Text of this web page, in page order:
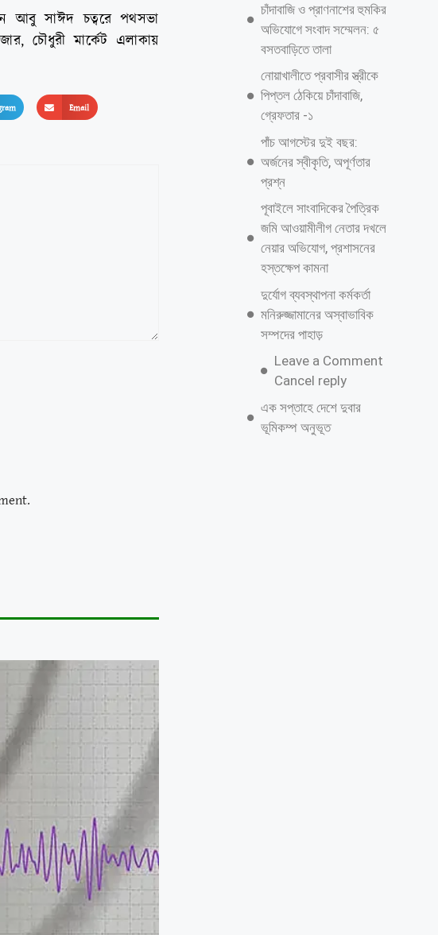
আবু সাঈদ চত্বরে পথসভা
চৌধুরী মার্কেট এলাকায়
Email
চাঁদাবাজি ও প্রাণনাশের হুমকির
অভিযোগে সংবাদ সম্মেলন: ৫
বসতবাড়িতে তালা
নোয়াখালীতে প্রবাসীর স্ত্রীকে
পিপ্তল ঠেকিয়ে চাঁদাবাজি,
গ্রেফতার -১
পাঁচ আগস্টের দুই বছর:
অর্জনের স্বীকৃতি, অপূর্ণতার
প্রশ্ন
পূবাইলে সাংবাদিকের পৈত্রিক
জমি আওয়ামীলীগ নেতার দখলে
নেয়ার অভিযোগ, প্রশাসনের
হস্তক্ষেপ কামনা
দুর্যোগ ব্যবস্থাপনা কর্মকর্তা
মনিরুজ্জামানের অস্বাভাবিক
সম্পদের পাহাড়
Leave a Comment
Cancel reply
এক সপ্তাহে দেশে দুবার
ভূমিকম্প অনুভূত